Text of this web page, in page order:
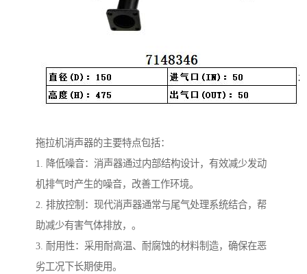
拖拉机消声器的主要特点包括：
1. 降低噪音：消声器通过内部结构设计，有效减少发动
机排气时产生的噪音，改善工作环境。
2. 排放控制：现代消声器通常与尾气处理系统结合，帮
助减少有害气体排放，。
3. 耐用性：采用耐高温、耐腐蚀的材料制造，确保在恶
劣工况下长期使用。